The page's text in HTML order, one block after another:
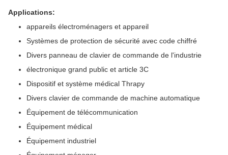
Applications:
appareils électroménagers et appareil
Systèmes de protection de sécurité avec code chiffré
Divers panneau de clavier de commande de l'industrie
électronique grand public et article 3C
Dispositif et système médical Thrapy
Divers clavier de commande de machine automatique
Équipement de télécommunication
Équipement médical
Équipement industriel